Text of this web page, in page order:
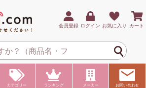
会員登録 ログイン お気に入り カート
カテゴリー ランキング メーカー お問い合わせ